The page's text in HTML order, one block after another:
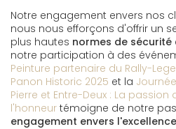
Notre engagement envers nos
nous nous efforçons d'offrir un
plus hautes normes de sécurité
notre participation à des
Peinture partenaire du Rally-
Panon Historic 2025 et la
Pierre et Entre-Deux : La
l'honneur témoigne de notre
engagement envers l'excellence